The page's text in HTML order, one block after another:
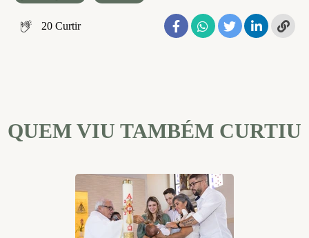
20 Curtir
QUEM VIU TAMBÉM CURTIU